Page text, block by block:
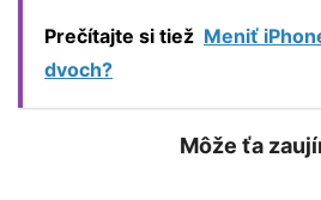
Prečítajte si tiež Meniť
dvoch?
Môže ťa